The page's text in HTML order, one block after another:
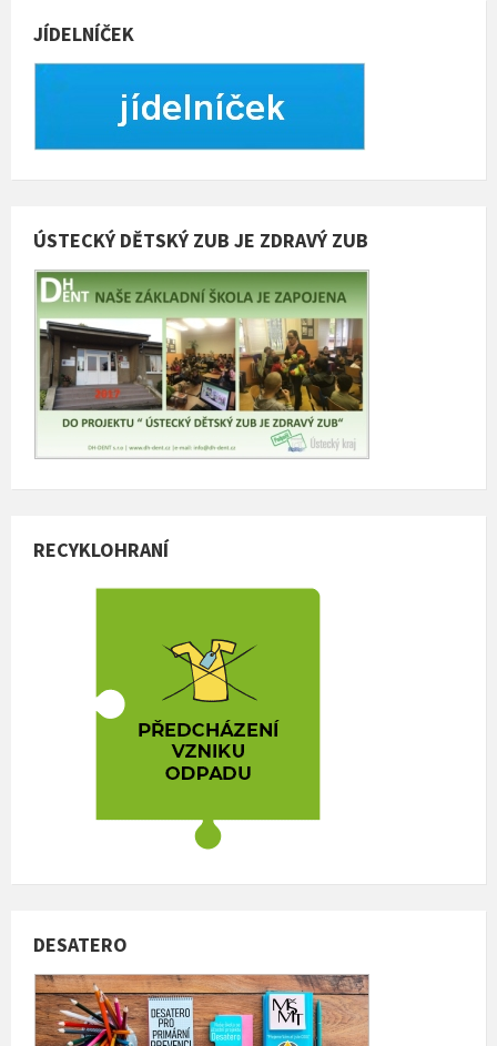
JÍDELNÍČEK
ÚSTECKÝ DĚTSKÝ ZUB JE ZDRAVÝ ZUB
RECYKLOHRANÍ
DESATERO